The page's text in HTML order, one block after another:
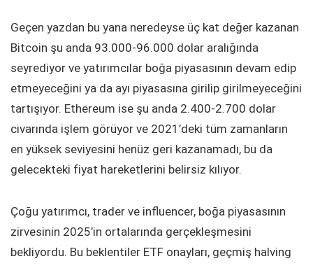
Geçen yazdan bu yana neredeyse üç kat değer kazanan
Bitcoin şu anda 93.000-96.000 dolar aralığında
seyrediyor ve yatırımcılar boğa piyasasının devam edip
etmeyeceğini ya da ayı piyasasına girilip girilmeyeceğini
tartışıyor. Ethereum ise şu anda 2.400-2.700 dolar
civarında işlem görüyor ve 2021’deki tüm zamanların
en yüksek seviyesini henüz geri kazanamadı, bu da
gelecekteki fiyat hareketlerini belirsiz kılıyor.
Çoğu yatırımcı, trader ve influencer, boğa piyasasının
zirvesinin 2025’in ortalarında gerçekleşmesini
bekliyordu. Bu beklentiler ETF onayları, geçmiş halving